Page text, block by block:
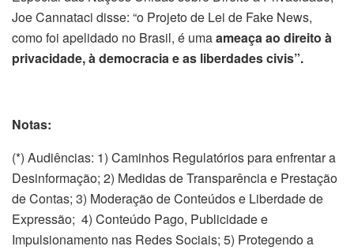
Joe Cannataci disse: “o Projeto de Lei de Fake News,
como foi apelidado no Brasil, é umaameaça ao direito à
privacidade, à democracia e as liberdades civis”.
Notas:
(*) Audiências: 1) Caminhos Regulatórios para enfrentar a
Desinformação; 2) Medidas de Transparência e Prestação
de Contas; 3) Moderação de Conteúdos e Liberdade de
Expressão; 4) Conteúdo Pago, Publicidade e
Impulsionamento nas Redes Sociais; 5) Protegendo a